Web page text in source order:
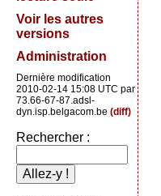
Voir les autres
versions
Administration
Dernière modification
2010-02-14 15:08 UTC par
73.66-67-87.adsl-
dyn.isp.belgacom.be (diff)
Rechercher :